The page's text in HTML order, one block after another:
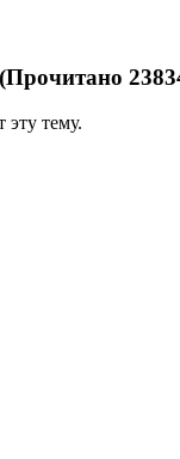
эту тему.